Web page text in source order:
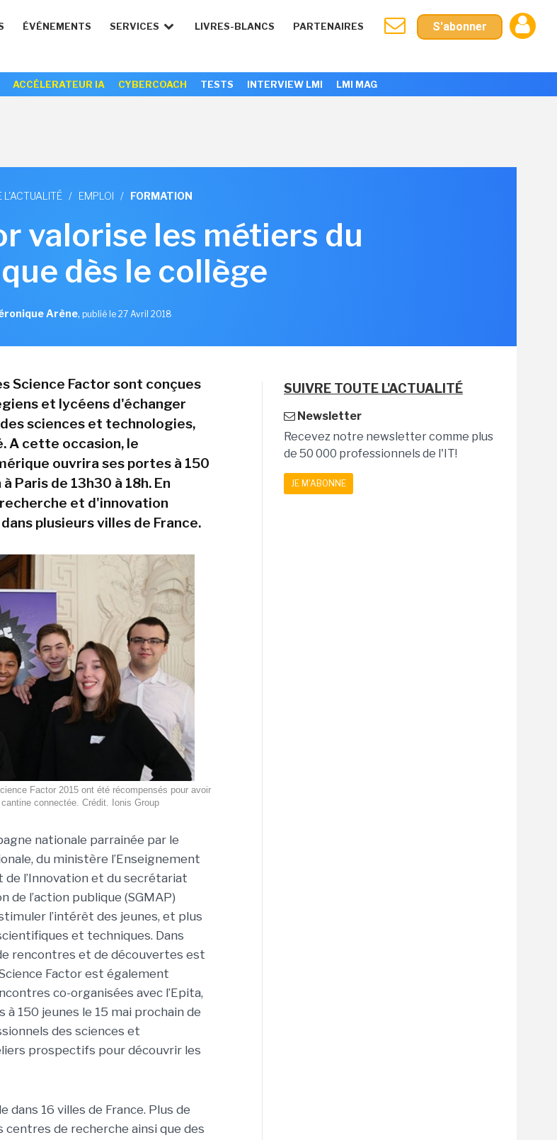
ÉVÉNEMENTS SERVICES LIVRES-BLANCS PARTENAIRES S'abonner
ACCÉLERATEUR IA CYBERCOACH TESTS INTERVIEW LMI LMI MAG
L'ACTUALITÉ / EMPLOI / FORMATION
valorise les métiers du
dès le collège
Arène, publié le 27 Avril 2018
Science Factor sont conçues
et lycéens d'échanger
sciences et technologies,
A cette occasion, le
ouvrira ses portes à 150
Paris de 13h30 à 18h. En
et d'innovation
plusieurs villes de France.
Factor 2015 ont été récompensés pour avoir
connectée. Crédit. Ionis Group
nationale parrainée par le
du ministère l’Enseignement
de l’Innovation et du secrétariat
de l’action publique (SGMAP)
l’intérêt des jeunes, et plus
et techniques. Dans
rencontres et de découvertes est
Factor est également
co-organisées avec l’Epita,
150 jeunes le 15 mai prochain de
des sciences et
prospectifs pour découvrir les
16 villes de France. Plus de
de recherche ainsi que des
SUIVRE TOUTE L'ACTUALITÉ
Newsletter
Recevez notre newsletter comme plus
de 50 000 professionnels de l'IT!
JE M'ABONNE